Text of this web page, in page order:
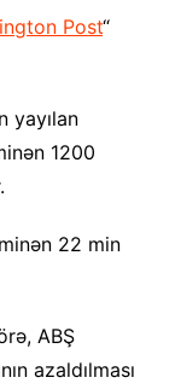
Post“
yayılan
1200
22 min
ABŞ
azaldılması